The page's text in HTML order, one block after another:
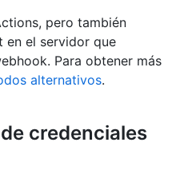
pero también
en el servidor que
Para obtener más
alternativos.
credenciales